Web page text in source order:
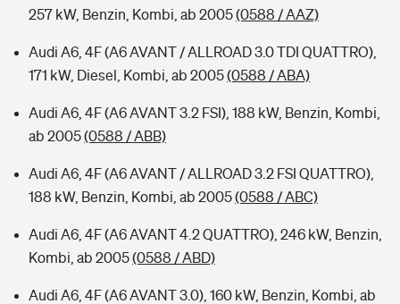
257 kW, Benzin, Kombi, ab 2005(0588 / AAZ)
Audi A6, 4F (A6 AVANT / ALLROAD 3.0 TDI QUATTRO),
171 kW, Diesel, Kombi, ab 2005(0588 / ABA)
Audi A6, 4F (A6 AVANT 3.2 FSI), 188 kW, Benzin, Kombi,
ab 2005(0588 / ABB)
Audi A6, 4F (A6 AVANT / ALLROAD 3.2 FSI QUATTRO),
188 kW, Benzin, Kombi, ab 2005(0588 / ABC)
Audi A6, 4F (A6 AVANT 4.2 QUATTRO), 246 kW, Benzin,
Kombi, ab 2005(0588 / ABD)
Audi A6, 4F (A6 AVANT 3.0), 160 kW, Benzin, Kombi, ab